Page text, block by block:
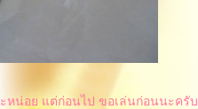
หน่อย แต่ก่อนไป ขอเล่นก่อนนะครับ